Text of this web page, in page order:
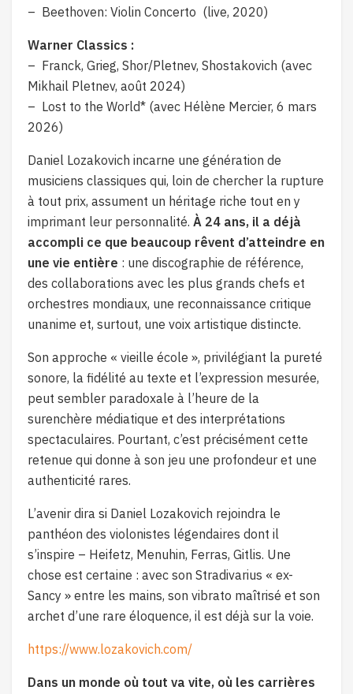
– Beethoven: Violin Concerto (live, 2020)
Warner Classics :
– Franck, Grieg, Shor/Pletnev, Shostakovich (avec
Mikhail Pletnev, août 2024)
– Lost to the World* (avec Hélène Mercier, 6 mars
2026)
Daniel Lozakovich incarne une génération de
musiciens classiques qui, loin de chercher la rupture
à tout prix, assument un héritage riche tout en y
imprimant leur personnalité. À 24 ans, il a déjà
accompli ce que beaucoup rêvent d’atteindre en
une vie entière : une discographie de référence,
des collaborations avec les plus grands chefs et
orchestres mondiaux, une reconnaissance critique
unanime et, surtout, une voix artistique distincte.
Son approche « vieille école », privilégiant la pureté
sonore, la fidélité au texte et l’expression mesurée,
peut sembler paradoxale à l’heure de la
surenchère médiatique et des interprétations
spectaculaires. Pourtant, c’est précisément cette
retenue qui donne à son jeu une profondeur et une
authenticité rares.
L’avenir dira si Daniel Lozakovich rejoindra le
panthéon des violonistes légendaires dont il
s’inspire – Heifetz, Menuhin, Ferras, Gitlis. Une
chose est certaine : avec son Stradivarius « ex-
Sancy » entre les mains, son vibrato maîtrisé et son
archet d’une rare éloquence, il est déjà sur la voie.
https://www.lozakovich.com/
Dans un monde où tout va vite, où les carrières